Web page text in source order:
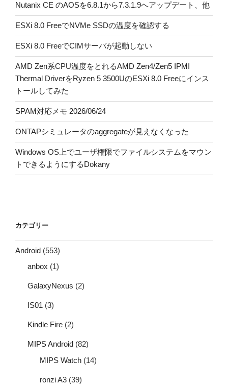
Nutanix CE のAOSを6.8.1から7.3.1.9へアップデート、他
ESXi 8.0 FreeでNVMe SSDの温度を確認する
ESXi 8.0 FreeでCIMサーバが起動しない
AMD Zen系CPU温度をとれるAMD Zen4/Zen5 IPMI
Thermal DriverをRyzen 5 3500UのESXi 8.0 Freeにインス
トールしてみた
SPAM対応メモ 2026/06/24
ONTAPシミュレータのaggregateが見えなくなった
Windows OS上でユーザ権限でファイルシステムをマウン
トできるようにするDokany
カテゴリー
Android (553)
anbox (1)
GalaxyNexus (2)
IS01 (3)
Kindle Fire (2)
MIPS Android (82)
MIPS Watch (14)
ronzi A3 (39)